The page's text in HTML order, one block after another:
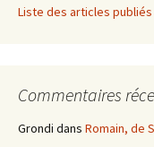
Liste des articles publiés
Commentaires
Grondi dans Romain, de